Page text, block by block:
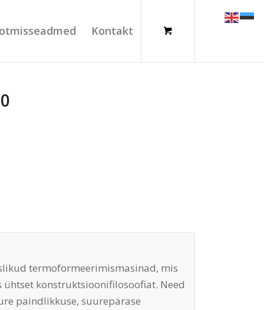
Kontakt
termoformeerimismasinad, mis
konstruktsioonifilosoofiat. Need
paindlikkuse, suurepärase